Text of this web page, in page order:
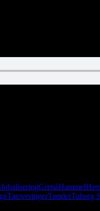
GrenåHammel
TatoveringerTønderTuborg